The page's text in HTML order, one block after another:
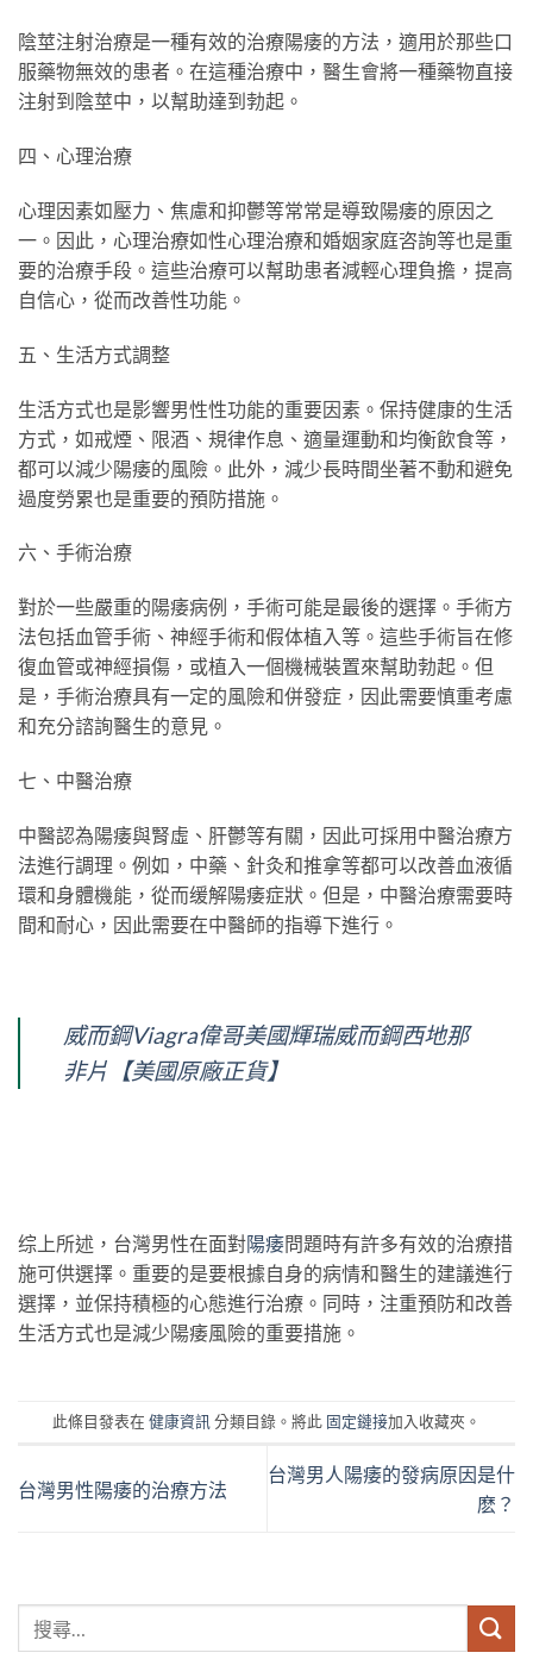
陰莖注射治療是一種有效的治療陽痿的方法，適用於那些口
服藥物無效的患者。在這種治療中，醫生會將一種藥物直接
注射到陰莖中，以幫助達到勃起。
四、心理治療
心理因素如壓力、焦慮和抑鬱等常常是導致陽痿的原因之
一。因此，心理治療如性心理治療和婚姻家庭咨詢等也是重
要的治療手段。這些治療可以幫助患者減輕心理負擔，提高
自信心，從而改善性功能。
五、生活方式調整
生活方式也是影響男性性功能的重要因素。保持健康的生活
方式，如戒煙、限酒、規律作息、適量運動和均衡飲食等，
都可以減少陽痿的風險。此外，減少長時間坐著不動和避免
過度勞累也是重要的預防措施。
六、手術治療
對於一些嚴重的陽痿病例，手術可能是最後的選擇。手術方
法包括血管手術、神經手術和假体植入等。這些手術旨在修
復血管或神經損傷，或植入一個機械裝置來幫助勃起。但
是，手術治療具有一定的風險和併發症，因此需要慎重考慮
和充分諮詢醫生的意見。
七、中醫治療
中醫認為陽痿與腎虛、肝鬱等有關，因此可採用中醫治療方
法進行調理。例如，中藥、針灸和推拿等都可以改善血液循
環和身體機能，從而缓解陽痿症狀。但是，中醫治療需要時
間和耐心，因此需要在中醫師的指導下進行。
威而鋼Viagra偉哥美國輝瑞威而鋼西地那
非片【美國原廠正貨】
综上所述，台灣男性在面對陽痿問題時有許多有效的治療措
施可供選擇。重要的是要根據自身的病情和醫生的建議進行
選擇，並保持積極的心態進行治療。同時，注重預防和改善
生活方式也是減少陽痿風險的重要措施。
此條目發表在 健康資訊 分類目錄。將此 固定鏈接加入收藏夾。
台灣男性陽痿的治療方法
台灣男人陽痿的發病原因是什
麽？